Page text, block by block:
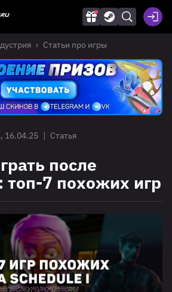
Статьи про игры
16.04.25 | Статья
после
топ-7 похожих игр